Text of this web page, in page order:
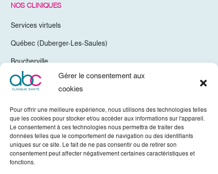
Gérer le consentement aux
cookies
Pour offrir une meilleure expérience, nous utilisons des technologies telles
que les cookies pour stocker et/ou accéder aux informations sur l'appareil.
Le consentement à ces technologies nous permettra de traiter des
données telles que le comportement de navigation ou des identifiants
uniques sur ce site. Le fait de ne pas consentir ou de retirer son
consentement peut affecter négativement certaines caractéristiques et
fonctions.
NOS CLINIQUES
Services virtuels
Québec (Duberger-Les-Saules)
Boucherville
Trois-Rivières
Valleyfield
Mirabel
Vaudreuil-Dorion